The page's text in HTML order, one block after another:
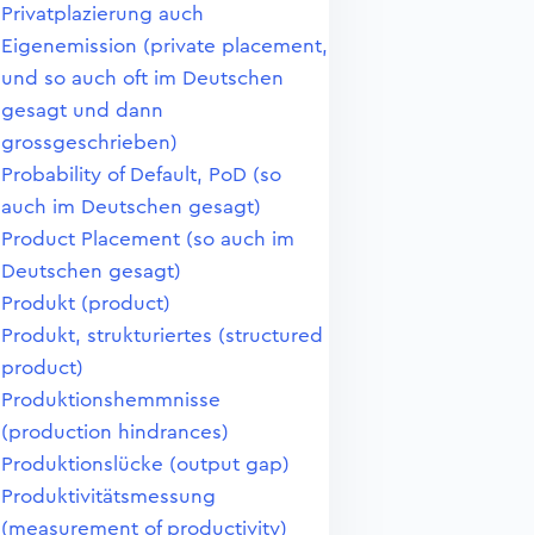
Privatplazierung auch
Eigenemission (private placement,
und so auch oft im Deutschen
gesagt und dann
grossgeschrieben)
Probability of Default, PoD (so
auch im Deutschen gesagt)
Product Placement (so auch im
Deutschen gesagt)
Produkt (product)
Produkt, strukturiertes (structured
product)
Produktionshemmnisse
(production hindrances)
Produktionslücke (output gap)
Produktivitätsmessung
(measurement of productivity)